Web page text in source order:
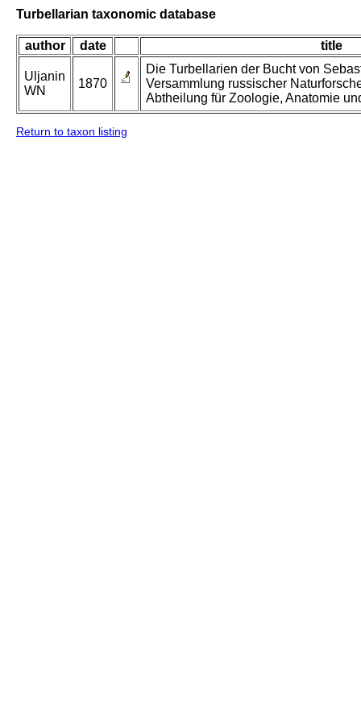
Turbellarian taxonomic database
author date title
Uljanin
WN
1870
Die Turbellarien der Bucht von
Versammlung russischer
Abtheilung für Zoologie, Anatomie
Return to taxon listing